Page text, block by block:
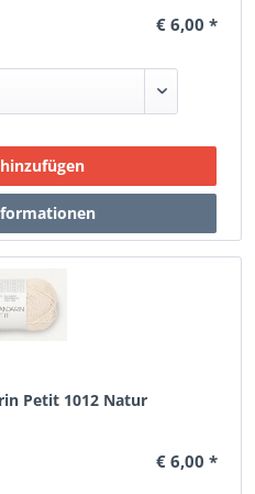
€ 6,00 *
Petit 1012 Natur
€ 6,00 *